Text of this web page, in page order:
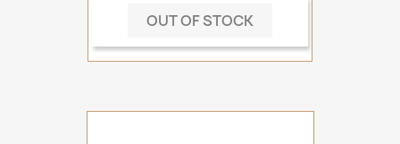
OUT OF STOCK